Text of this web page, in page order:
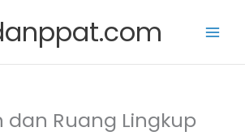
dan Ruang Lingkup